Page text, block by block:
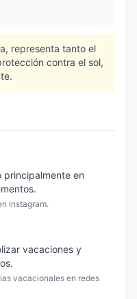
representa tanto el
contra el sol,
principalmente en
Instagram.
vacaciones y
vacacionales en redes